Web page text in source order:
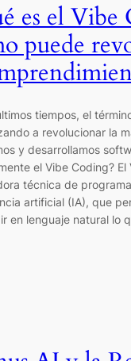
es el
puede
tiempos, el
a revolucionar la
y desarrollamos
el Vibe Coding? El
técnica de
artificial (IA), que
en lenguaje natural lo